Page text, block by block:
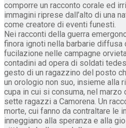
comporre un racconto corale ed
immagini riprese dall’alto di una
come creatore di eventi funesti.
Nei racconti della guerra
finora ignoti nella barbarie diffusa
fucilazione nelle campagne
contadini ad opera di soldati
gesto di un ragazzino del posto
un orologio non suo, insieme alla
cupa in cui si consuma, nel
sette ragazzi a Camorena. Un
morte, cui fanno da contraltare le
inneggiano alla speranza e alla